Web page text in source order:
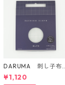
DARUMA 刺し子布 3
mm 方眼ガイドタイプ
Col.1 白
¥1,120